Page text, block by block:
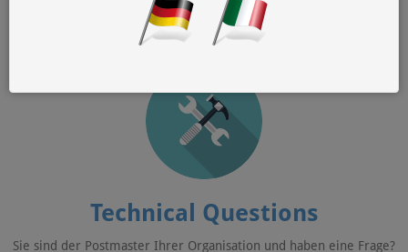
wichtigsten Fragen auf derAllgemeinen Seite
Technical Questions
Sie sind der Postmaster Ihrer Organisation und haben eine Frage?